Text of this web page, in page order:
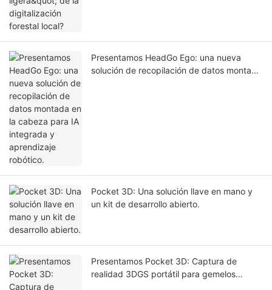
Presentamos HeadGo Ego: una nueva
solución de recopilación de datos montada
Pocket 3D: Una solución llave en mano y
un kit de desarrollo abierto.
Presentamos Pocket 3D: Captura de
realidad 3DGS portátil para gemelos